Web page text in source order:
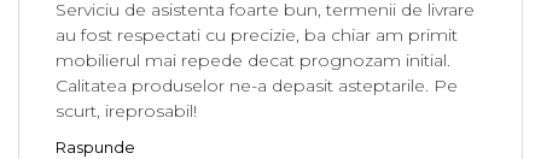
Serviciu de asistenta foarte bun, termenii de livrare
au fost respectati cu precizie, ba chiar am primit
mobilierul mai repede decat prognozam initial.
Calitatea produselor ne-a depasit asteptarile. Pe
scurt, ireprosabil!
Raspunde